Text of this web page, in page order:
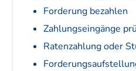
Forderung bezahlen
Zahlungseingänge
Ratenzahlung oder